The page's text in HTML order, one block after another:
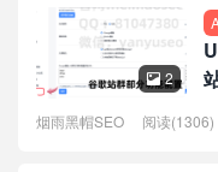
 2
烟雨黑帽SEO 阅读(1306)